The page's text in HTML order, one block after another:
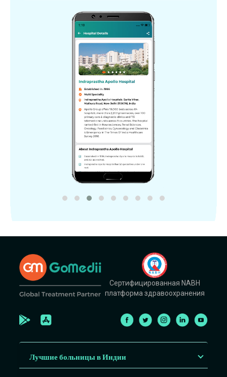
Сертифицированная NABH
платформа здравоохранения
Лучшие больницы в Индии